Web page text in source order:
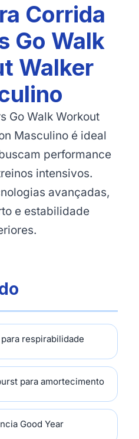
Corrida
Go Walk
Walker
Go Walk Workout
Masculino é ideal
performance
intensivos.
avançadas,
e estabilidade
respirabilidade
para amortecimento
Good Year